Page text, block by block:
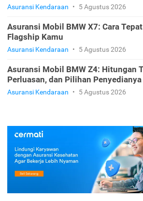
Asuransi Kendaraan • 5 Agustus 2026
Asuransi Mobil BMW X7: Cara
Flagship Kamu
Asuransi Kendaraan • 5 Agustus 2026
Asuransi Mobil BMW Z4: Hitungan
Perluasan, dan Pilihan Penyedianya
Asuransi Kendaraan • 5 Agustus 2026